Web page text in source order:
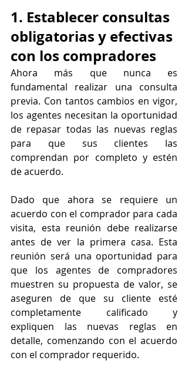
1. Establecer consultas
obligatorias y efectivas
con los compradores
Ahora más que nunca es
fundamental realizar una consulta
previa. Con tantos cambios en vigor,
los agentes necesitan la oportunidad
de repasar todas las nuevas reglas
para que sus clientes las
comprendan por completo y estén
de acuerdo.
Dado que ahora se requiere un
acuerdo con el comprador para cada
visita, esta reunión debe realizarse
antes de ver la primera casa. Esta
reunión será una oportunidad para
que los agentes de compradores
muestren su propuesta de valor, se
aseguren de que su cliente esté
completamente calificado y
expliquen las nuevas reglas en
detalle, comenzando con el acuerdo
con el comprador requerido.